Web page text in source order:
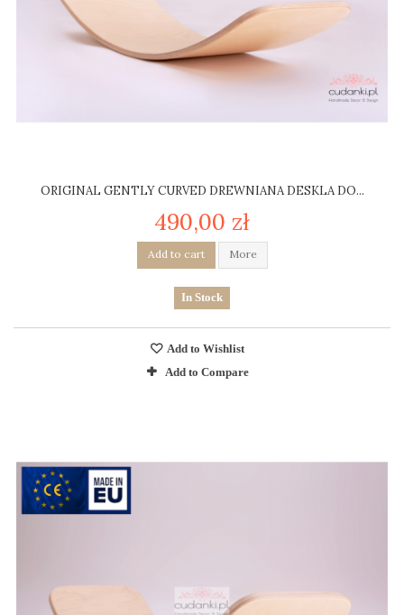
ORIGINAL GENTLY CURVED DREWNIANA DESKLA DO...
490,00 zł
Add to cart More
In Stock
Add to Wishlist
Add to Compare